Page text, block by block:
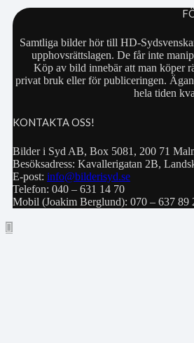
Samtliga bilder hör till HD-
upphovsrättslagen. De får inte
Köp av bild innebär att man köper
privat bruk eller för publiceringen.
hela tiden
KONTAKTA OSS!
Bilder i Syd AB, Box 5081, 200 71
Besöksadress: Kavallerigatan 2B,
E-post: info@bilderisyd.se
Telefon: 040 – 631 14 70
Mobil (Joakim Berglund): 070 – 637 89